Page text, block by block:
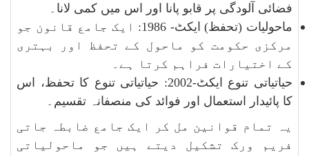
فضائی آلودگی پر قابو پانا اور اس میں کمی لانا۔
ماحولیات (تحفظ) ایکٹ- 1986: ایک جامع قانون جو
مرکزی حکومت کو ماحول کے تحفظ اور بہتری
کے اختیارات فراہم کرتا ہے۔
حیاتیاتی تنوع ایکٹ-2002: حیاتیاتی تنوع کا تحفظ، اس
کا پائیدار استعمال اور فوائد کی منصفانہ تقسیم۔
یہ تمام قوانین مل کر ایک جامع ضابطہ جاتی
فریم ورک تشکیل دیتے ہیں جو ماحولیاتی